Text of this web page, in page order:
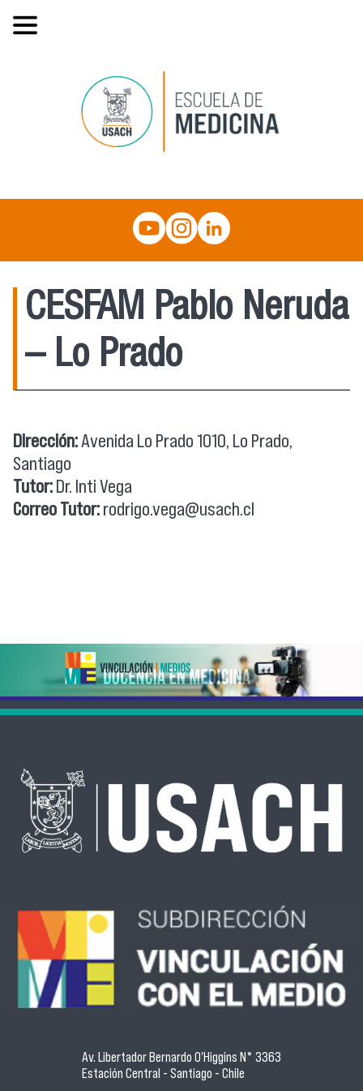
CESFAM Pablo Neruda
– Lo Prado
Dirección:Avenida Lo Prado 1010, Lo Prado,
Santiago
Tutor:Dr. Inti Vega
Correo Tutor:rodrigo.vega@usach.cl
Av. Libertador Bernardo O'Higgins N° 3363
Estación Central - Santiago - Chile